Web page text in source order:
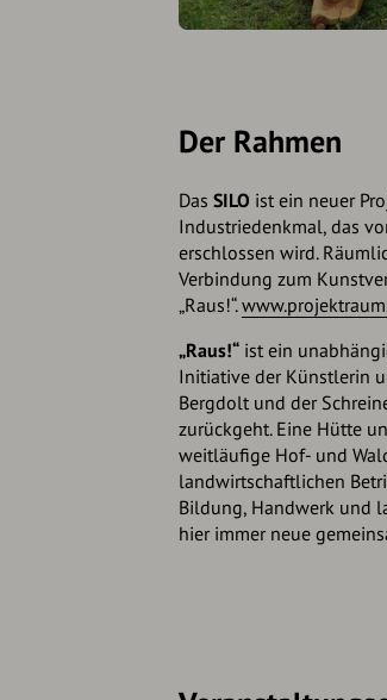
Der Rahmen
Das SILO ist ein neuer
Industriedenkmal, das
erschlossen wird.
Verbindung zum
„Raus!“.
„Raus!“ ist ein
Initiative der Künstlerin
Bergdolt und der
zurückgeht. Eine Hütte
weitläufige Hof- und
landwirtschaftlichen
Bildung, Handwerk und
hier immer neue